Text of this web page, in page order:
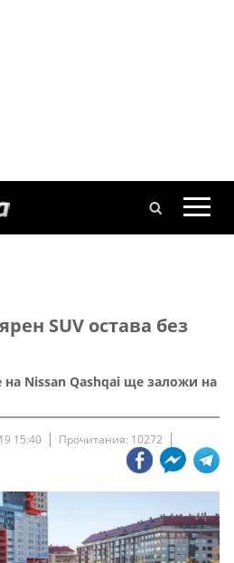
SUV остава без
Nissan Qashqai ще заложи на
15:40 Прочитания: 10272